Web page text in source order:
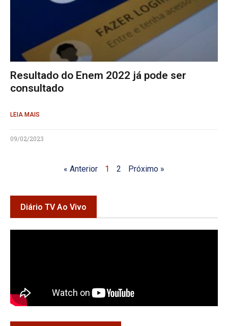
Resultado do Enem 2022 já pode ser
consultado
LEIA MAIS
09/02/2023
« Anterior 1 2 Próximo »
Diário TV Ao Vivo